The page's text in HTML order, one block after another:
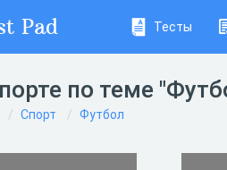
Pad Тесты
по теме
Спорт Футбол